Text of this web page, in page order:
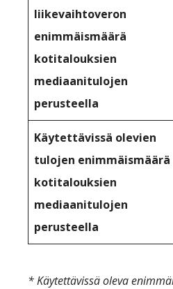
liikevaihtoveron
enimmäismäärä
kotitalouksien
mediaanitulojen
perusteella
Käytettävissä olevien
tulojen enimmäismäärä
kotitalouksien
mediaanitulojen
perusteella
* Käytettävissä oleva